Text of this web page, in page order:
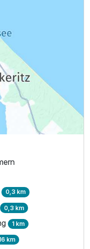
0,3 km
0,3 km
1 km
km